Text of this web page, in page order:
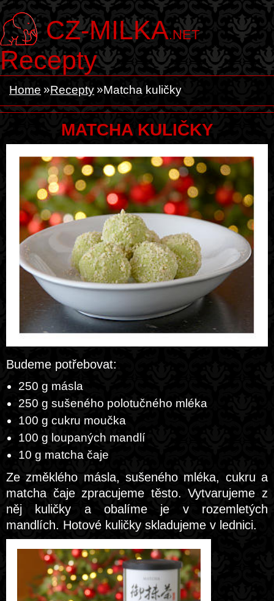
CZ-MILKA.NET
Recepty
Home Recepty Matcha kuličky
MATCHA KULIČKY
Budeme potřebovat:
250 g másla
250 g sušeného polotučného mléka
100 g cukru moučka
100 g loupaných mandlí
10 g matcha čaje
Ze změklého másla, sušeného mléka, cukru a
matcha čaje zpracujeme těsto. Vytvarujeme z
něj kuličky a obalíme je v rozemletých
mandlích. Hotové kuličky skladujeme v lednici.